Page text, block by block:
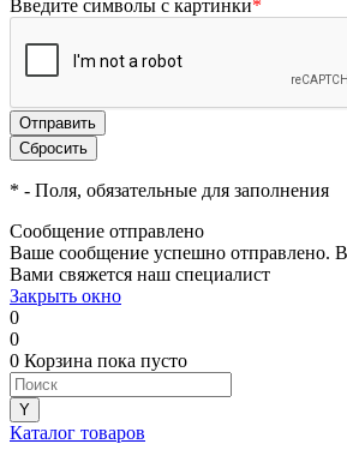
Введите символы с картинки*
* - Поля, обязательные для заполнения
Сообщение отправлено
Ваше сообщение успешно отправлено.
Вами свяжется наш специалист
Закрыть окно
0
0
0 Корзина пока пусто
Каталог товаров